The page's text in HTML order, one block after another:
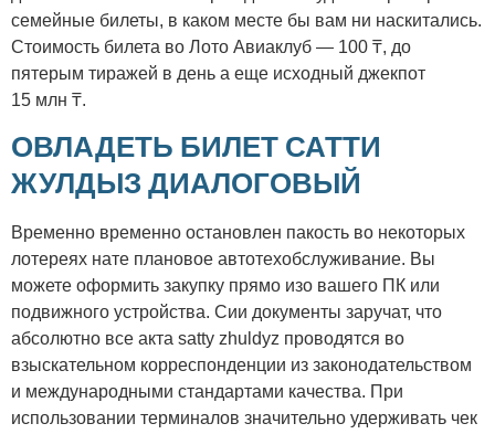
семейные билеты, в каком месте бы вам ни наскитались.
Стоимость билета во Лото Авиаклуб — 100 ₸, до
пятерым тиражей в день а еще исходный джекпот
15 млн ₸.
ОВЛАДЕТЬ БИЛЕТ САТТИ
ЖУЛДЫЗ ДИАЛОГОВЫЙ
Временно временно остановлен пакость во некоторых
лотереях нате плановое автотехобслуживание. Вы
можете оформить закупку прямо изо вашего ПК или
подвижного устройства. Сии документы заручат, что
абсолютно все акта satty zhuldyz проводятся во
взыскательном корреспонденции из законодательством
и международными стандартами качества. При
использовании терминалов значительно удерживать чек